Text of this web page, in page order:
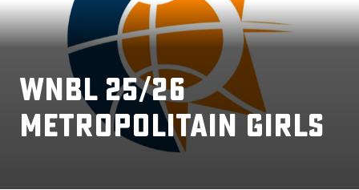
WNBL 25/26
Metropolitain Girls